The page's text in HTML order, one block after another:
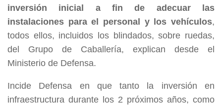
inversión inicial a fin de adecuar las
instalaciones para el personal y los vehículos,
todos ellos, incluidos los blindados, sobre ruedas,
del Grupo de Caballería, explican desde el
Ministerio de Defensa.
Incide Defensa en que tanto la inversión en
infraestructura durante los 2 próximos años, como